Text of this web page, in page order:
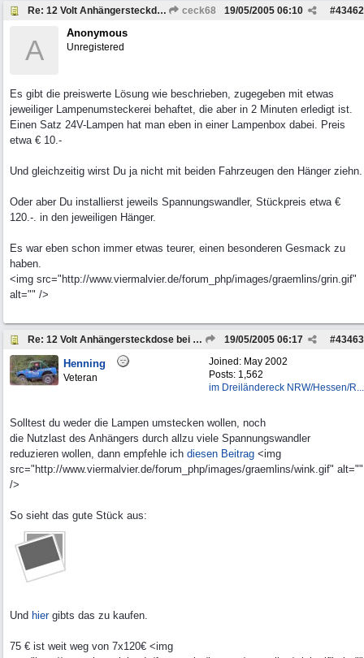
Re: 12 Volt Anhängersteckdose bei 24 V Bordspannung ceck68 #43462
19/05/2005 06:10
A
Anonymous
Unregistered
Es gibt die preiswerte Lösung wie beschrieben, zugegeben mit etwas
jeweiliger Lampenumsteckerei behaftet, die aber in 2 Minuten erledigt ist.
Einen Satz 24V-Lampen hat man eben in einer Lampenbox dabei. Preis
etwa € 10.-
Und gleichzeitig wirst Du ja nicht mit beiden Fahrzeugen den Hänger ziehn.
Oder aber Du installierst jeweils Spannungswandler, Stückpreis etwa €
120.-. in den jeweiligen Hänger.
Es war eben schon immer etwas teurer, einen besonderen Gesmack zu
haben.
<img src="http://www.viermalvier.de/forum_php/images/graemlins/grin.gif"
alt="" />
Re: 12 Volt Anhängersteckdose bei 24 V Bordspannung #43463
19/05/2005 06:17
Joined: May 2002
Posts: 1,562
im Dreiländereck NRW/Hessen/R...
Henning
Veteran
Solltest du weder die Lampen umstecken wollen, noch
die Nutzlast des Anhängers durch allzu viele Spannungswandler
reduzieren wollen, dann empfehle ich diesen Beitrag <img
src="http://www.viermalvier.de/forum_php/images/graemlins/wink.gif" alt=""
/>
So sieht das gute Stück aus:
Und hiergibts das zu kaufen.
75 € ist weit weg von 7x120€ <img